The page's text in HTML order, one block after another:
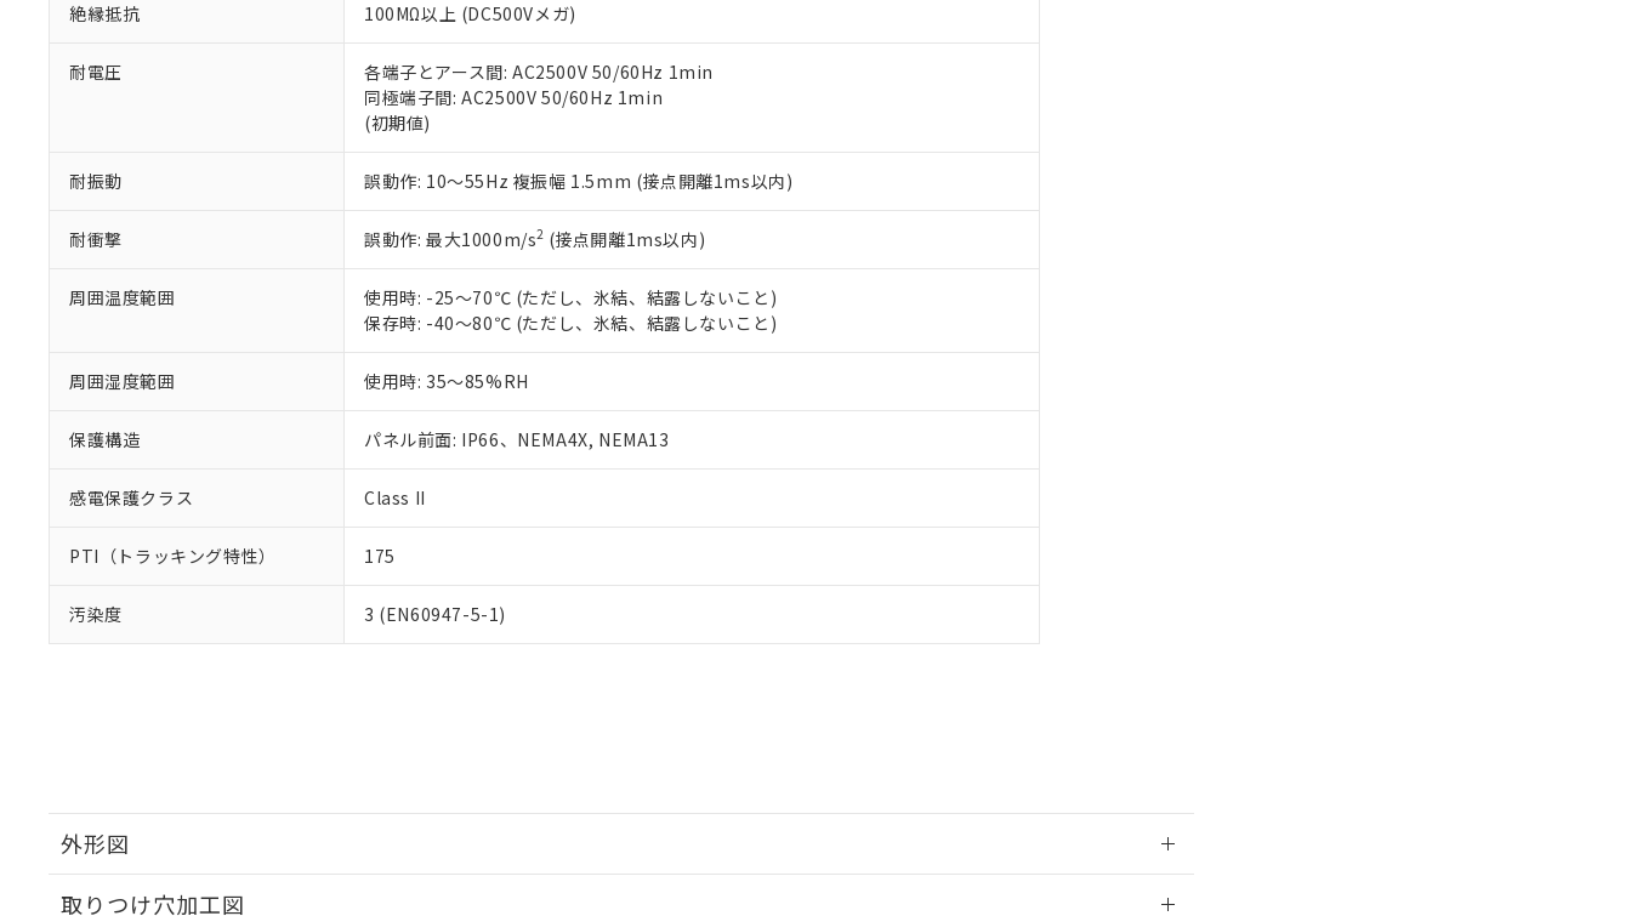
絶縁抵抗 100MΩ以上 (DC500Vメガ)
耐電圧
各端子とアース間: AC2500V 50/60Hz 1min
同極端子間: AC2500V 50/60Hz 1min
(初期値)
耐振動 誤動作: 10～55Hz 複振幅 1.5mm (接点開離1ms以内)
耐衝撃 誤動作: 最大1000m/s2 (接点開離1ms以内)
周囲温度範囲
使用時: -25～70℃ (ただし、氷結、結露しないこと)
保存時: -40～80℃ (ただし、氷結、結露しないこと)
周囲湿度範囲 使用時: 35～85%RH
保護構造 パネル前面: IP66、NEMA4X, NEMA13
感電保護クラス Class II
PTI（トラッキング特性） 175
汚染度 3 (EN60947-5-1)
外形図
取りつけ穴加工図
さい。
※当社の共同利用者とは、"個人情報の共同利用に関して"
の「1.共同利用者の範囲」に記載されて
いる法人を指します。
下記の非含有証明書をダウンロードすることができます。
EU RoHS指令（10物質）の非含有証明書
51物質の非含有証明書（当社基準）
※本証明書は発行日時点で非含有を証明するもので、過去に遡って非含有を証明するものではありません。
また、RoHS指令のフタル酸エステル類４物質の対応では、対応完了までの期間は出荷製品に未対応品が
混在することから備考欄に対応日を記載しておりました。
り割愛しております。